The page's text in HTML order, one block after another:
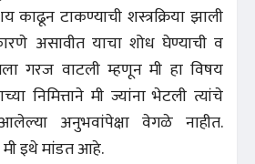
काढून टाकण्याची शस्त्रक्रिया झाली
असावीत याचा शोध घेण्याची व
गरज वाटली म्हणून मी हा विषय
निमित्ताने मी ज्यांना भेटली त्यांचे
अनुभवांपेक्षा वेगळे नाहीत.
इथे मांडत आहे.